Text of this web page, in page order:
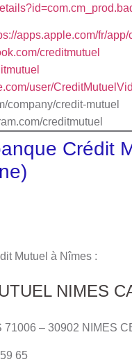
apps.apple.com/fr/
creditmutuel
user/
company/credit-
creditmutuel
Crédit
Mutuel à Nîmes :
NIMES
– 30902 NIMES
65